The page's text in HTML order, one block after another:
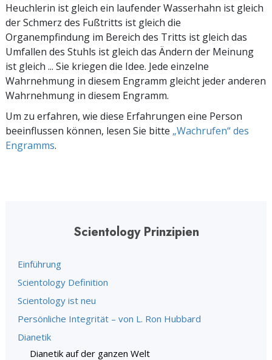
Heuchlerin ist gleich ein laufender Wasserhahn ist gleich
der Schmerz des Fußtritts ist gleich die
Organempfindung im Bereich des Tritts ist gleich das
Umfallen des Stuhls ist gleich das Ändern der Meinung
ist gleich ... Sie kriegen die Idee. Jede einzelne
Wahrnehmung in diesem Engramm gleicht jeder anderen
Wahrnehmung in diesem Engramm.
Um zu erfahren, wie diese Erfahrungen eine Person
beeinflussen können, lesen Sie bitte „Wachrufen“ des
Engramms.
Scientology Prinzipien
Einführung
Scientology Definition
Scientology ist neu
Persönliche Integrität – von L. Ron Hubbard
Dianetik
Dianetik auf der ganzen Welt